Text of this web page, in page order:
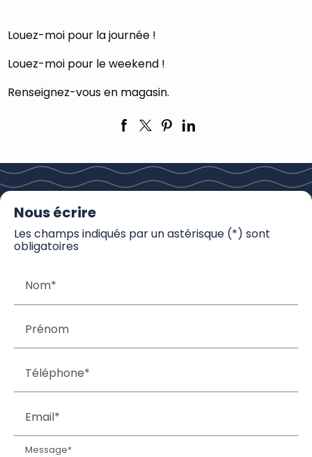
Louez-moi pour la journée !
Louez-moi pour le weekend !
Renseignez-vous en magasin.
Nous écrire
Les champs indiqués par un astérisque (*) sont
obligatoires
Nom*
Prénom
Téléphone*
Email*
Message*